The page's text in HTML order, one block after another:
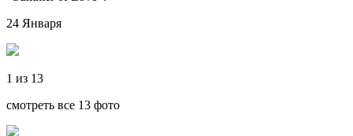
24 Января
1 из 13
смотреть все 13 фото